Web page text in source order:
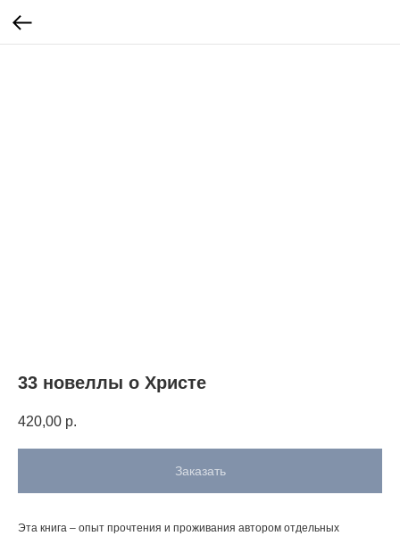
33 новеллы о Христе
420,00 р.
Заказать
Эта книга – опыт прочтения и проживания автором отдельных